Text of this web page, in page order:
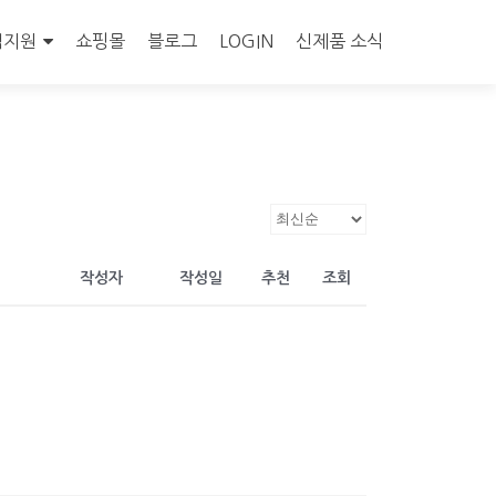
지원 쇼핑몰 블로그 LOGIN 신제품 소식
작성자 작성일 추천 조회